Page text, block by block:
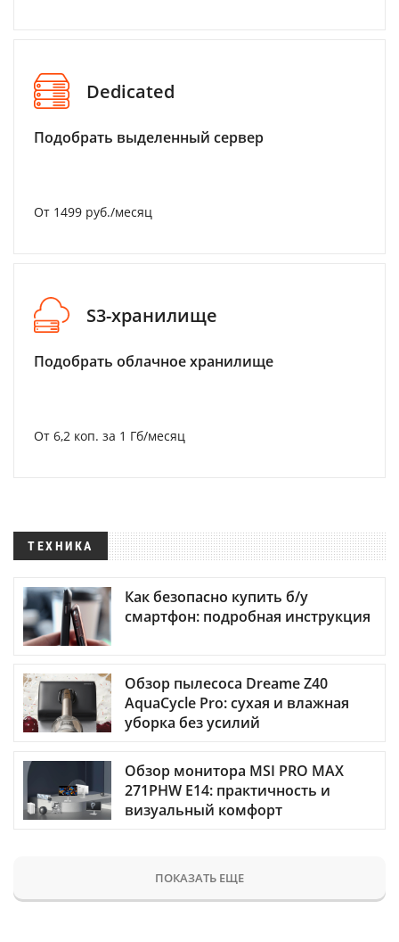
Dedicated
Подобрать выделенный сервер
От 1499 руб./месяц
S3-хранилище
Подобрать облачное хранилище
От 6,2 коп. за 1 Гб/месяц
ТЕХНИКА
Как безопасно купить б/у
смартфон: подробная инструкция
Обзор пылесоса Dreame Z40
AquaCycle Pro: сухая и влажная
уборка без усилий
Обзор монитора MSI PRO MAX
271PHW E14: практичность и
визуальный комфорт
ПОКАЗАТЬ ЕЩЕ